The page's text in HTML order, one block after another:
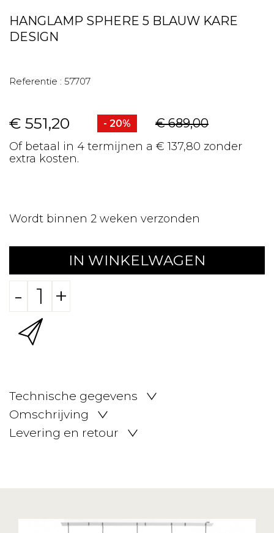
HANGLAMP SPHERE 5 BLAUW KARE
DESIGN
Referentie : 57707
€ 551,20 - 20% € 689,00
Of betaal in 4 termijnen a € 137,80 zonder
extra kosten.
Wordt binnen 2 weken verzonden
IN WINKELWAGEN
- +
Technische gegevens
Omschrijving
Levering en retour